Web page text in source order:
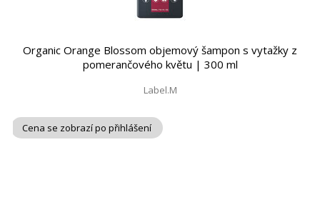
Organic Orange Blossom objemový šampon s vytažky z
pomerančového květu | 300 ml
Label.M
Cena se zobrazí po přihlášení